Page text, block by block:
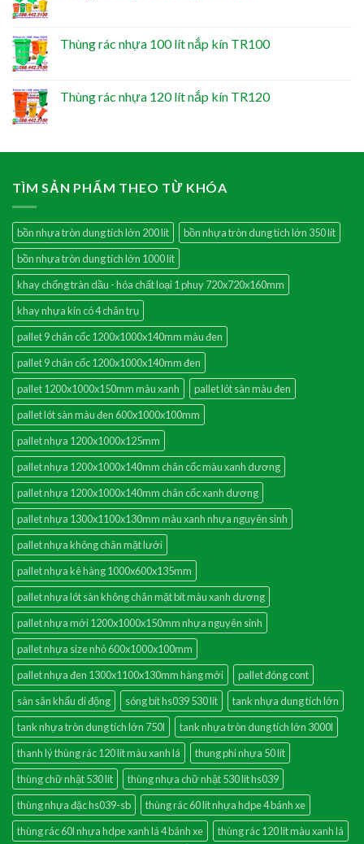
Thùng rác nhựa 100 lít nắp kín TR100
Thùng rác nhựa 120 lít nắp kín TR120
TÌM SẢN PHẨM THEO TỪ KHÓA
bồn nhựa tròn dung tích lớn 200 lít
bồn nhựa tròn dung tích lớn 350 lít
bồn nhựa tròn dung tích lớn 1000 lít
khay chống tràn dầu - hóa chất loại 1 phuy 720x720x160mm
khay nhựa kín có 4 chân trụ
pallet 9 chân cốc 1200x1000x140mm màu đen
pallet 9 chân cốc 1200x1000x140mm đen
pallet 1200x1000x150mm màu xanh
pallet lót sàn màu đen
pallet lót sàn màu đen 600x1000x100mm
pallet nhựa 1200x1000x125mm
pallet nhựa 1200x1000x140mm chân cốc màu xanh dương
pallet nhựa 1200x1000x140mm chân cốc xanh dương
pallet nhựa 1300x1100x130mm màu xanh nhựa nguyên sinh
pallet nhựa không chân mặt lưới
pallet nhựa kê hàng 1000x600x135mm
pallet nhựa lót sàn không chân mặt bít màu xanh dương
pallet nhựa mới 1200x1000x150mm nhựa nguyên sinh
pallet nhựa size nhỏ 600x1000x100mm
pallet nhựa đen 1300x1100x130mm hàng mới
pallet đóng cont
sàn sân khấu di động
sóng bít hs039 530 lít
tank nhựa dung tích lớn
tank nhựa tròn dung tích lớn 750l
tank nhựa tròn dung tích lớn 3000l
thanh lý thùng rác 120 lít màu xanh lá
thung phi nhựa 50 lít
thùng chữ nhật 530 lít
thùng nhựa chữ nhật 530 lít hs039
thùng nhựa đặc hs039-sb
thùng rác 60 lít nhựa hdpe 4 bánh xe
thùng rác 60l nhựa hdpe xanh lá 4 bánh xe
thùng rác 120 lít màu xanh lá